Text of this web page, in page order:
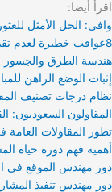
اقرأ أيضا:
وافي: الحل الأمثل
8عواقب خطيرة لعدم تقييم أضرار المباني
هندسة الطرق والجسور
إثبات الوضع الراهن
نظام درجات تصنيف
المقاولون السعوديون:
تطور المقاولات العامة
أهمية فهم دورة حياة
دور مهندس الموقع في
دور مهندس تنفيذ